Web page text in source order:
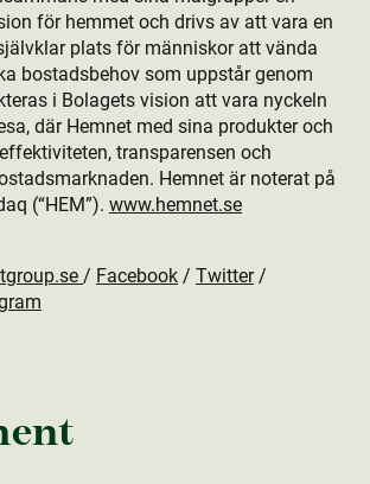
för hemmet och drivs av att vara en
plats för människor att vända
bostads­behov som uppstår genom
i Bolagets vision att vara nyckeln
där Hemnet med sina produkt­er och
transparensen och
Hemnet är noterat på
(“HEM”). www.hemnet.se
/ Facebook / Twitter/